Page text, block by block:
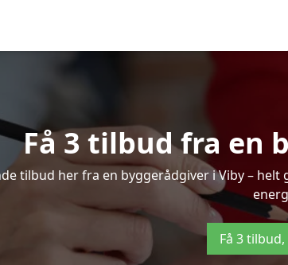
Få 3 tilbud fra en
tilbud her fra en byggerådgiver i Viby –
Få 3